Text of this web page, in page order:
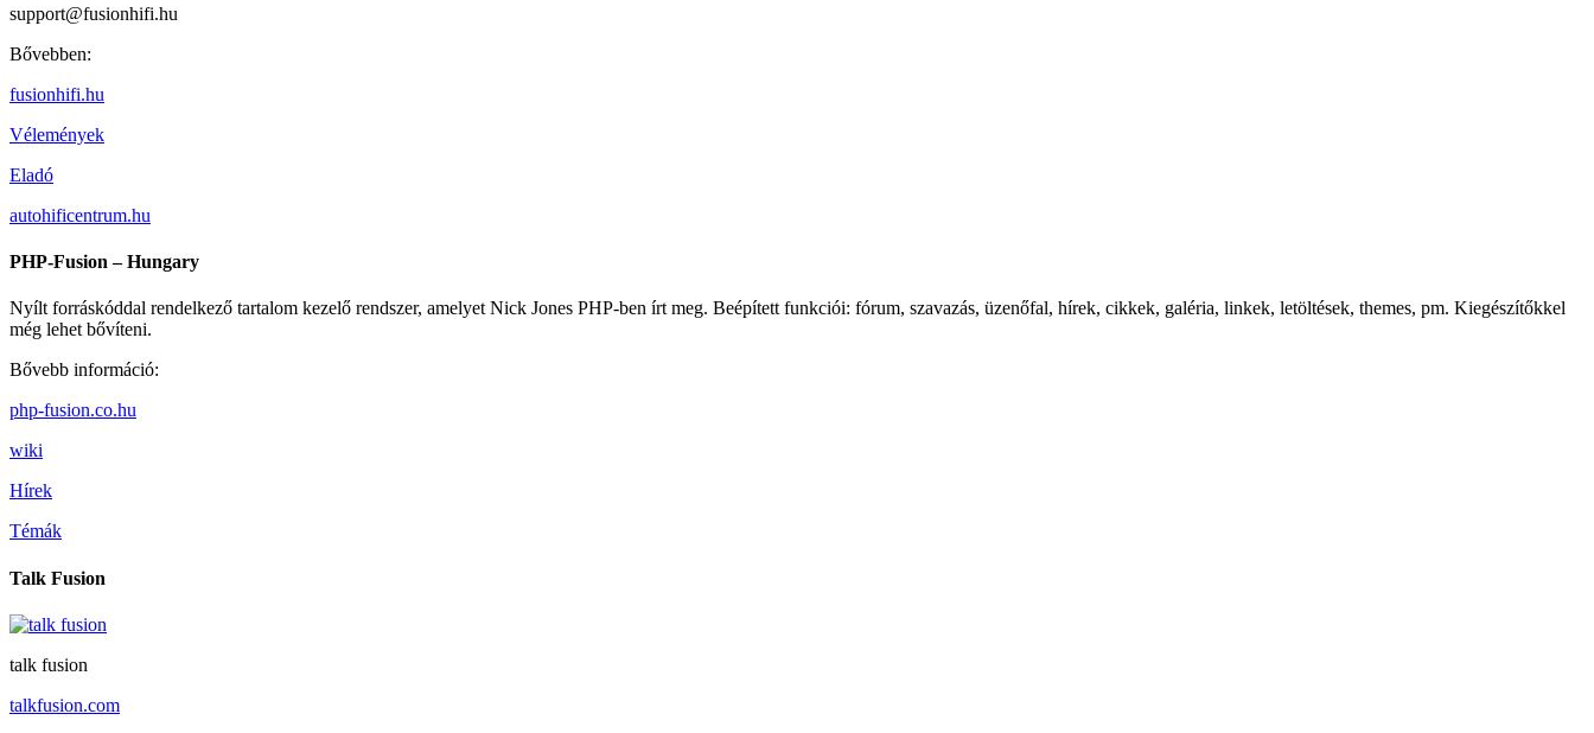
support@fusionhifi.hu
Bővebben:
fusionhifi.hu
Vélemények
Eladó
autohificentrum.hu
PHP-Fusion – Hungary
Nyílt forráskóddal rendelkező tartalom kezelő rendszer, amelyet Nick Jones PHP-ben írt meg. Beépített funkciói: fórum, szavazás, üzenőfal, hírek, cikkek, galéria, linkek, letöltések, themes, pm. Kiegészítőkkel
még lehet bővíteni.
Bővebb információ:
php-fusion.co.hu
wiki
Hírek
Témák
Talk Fusion
talk fusion
talkfusion.com